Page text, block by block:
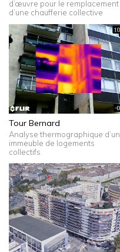
d’œuvre pour le remplacement
d’une chaufferie collective
Tour Bernard
Analyse thermographique d’un
immeuble de logements
collectifs